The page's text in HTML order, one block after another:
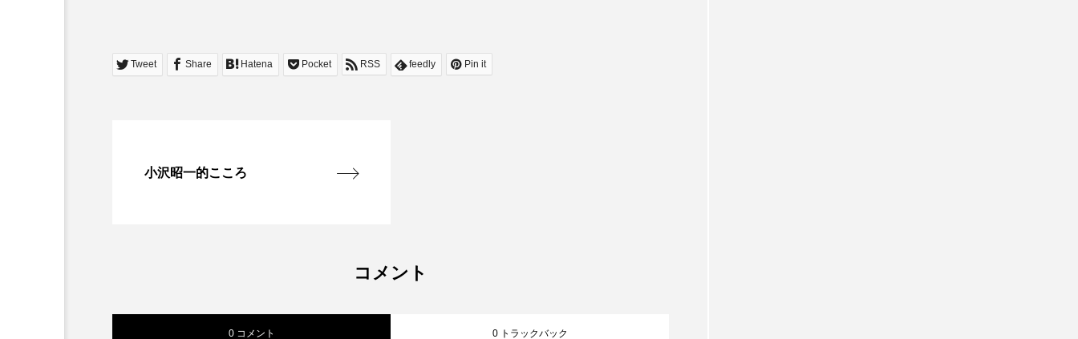
Tweet Share Hatena Pocket RSS feedly Pin it
小沢昭一的こころ
コメント
0 コメント 0 トラックバック